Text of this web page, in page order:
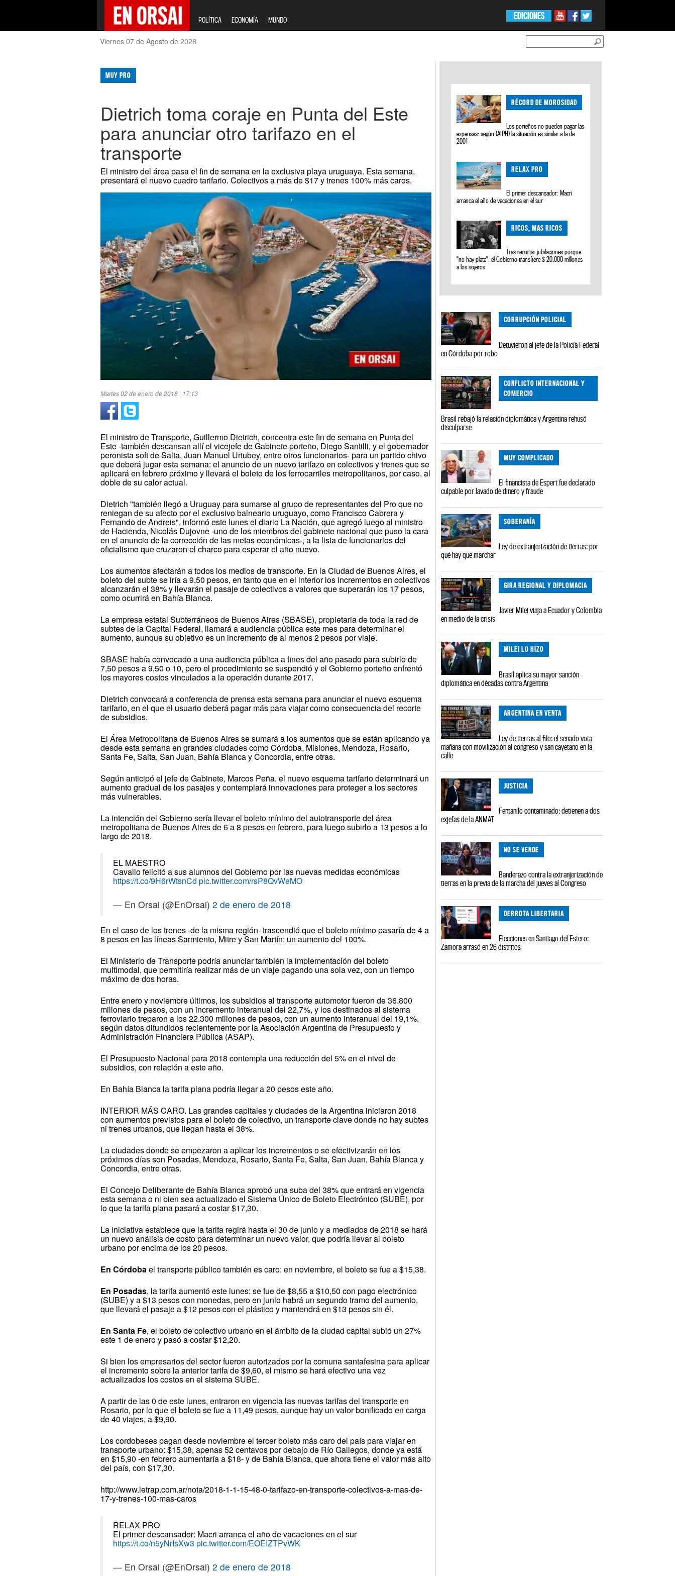
POLÍTICA ECONOMÍA MUNDO EDICIONES
Viernes 07 de Agosto de 2026
MUY PRO
Dietrich toma coraje en Punta del Este
para anunciar otro tarifazo en el
transporte
El ministro del área pasa el fin de semana en la exclusiva playa uruguaya. Esta semana,
presentará el nuevo cuadro tarifario. Colectivos a más de $17 y trenes 100% más caros.
Martes 02 de enero de 2018 | 17:13
El ministro de Transporte, Guillermo Dietrich, concentra este fin de semana en Punta del
Este -también descansan allí el vicejefe de Gabinete porteño, Diego Santilli, y el gobernador
peronista soft de Salta, Juan Manuel Urtubey, entre otros funcionarios- para un partido chivo
que deberá jugar esta semana: el anuncio de un nuevo tarifazo en colectivos y trenes que se
aplicará en febrero próximo y llevará el boleto de los ferrocarriles metropolitanos, por caso, al
doble de su calor actual.
Dietrich "también llegó a Uruguay para sumarse al grupo de representantes del Pro que no
reniegan de su afecto por el exclusivo balneario uruguayo, como Francisco Cabrera y
Fernando de Andreis", informó este lunes el diario La Nación, que agregó luego al ministro
de Hacienda, Nicolás Dujovne -uno de los miembros del gabinete nacional que puso la cara
en el anuncio de la corrección de las metas económicas-, a la lista de funcionarios del
oficialismo que cruzaron el charco para esperar el año nuevo.
Los aumentos afectarán a todos los medios de transporte. En la Ciudad de Buenos Aires, el
boleto del subte se iría a 9,50 pesos, en tanto que en el interior los incrementos en colectivos
alcanzarán el 38% y llevarán el pasaje de colectivos a valores que superarán los 17 pesos,
como ocurrirá en Bahía Blanca.
La empresa estatal Subterráneos de Buenos Aires (SBASE), propietaria de toda la red de
subtes de la Capital Federal, llamará a audiencia pública este mes para determinar el
aumento, aunque su objetivo es un incremento de al menos 2 pesos por viaje.
SBASE había convocado a una audiencia pública a fines del año pasado para subirlo de
7,50 pesos a 9,50 o 10, pero el procedimiento se suspendió y el Gobierno porteño enfrentó
los mayores costos vinculados a la operación durante 2017.
Dietrich convocará a conferencia de prensa esta semana para anunciar el nuevo esquema
tarifario, en el que el usuario deberá pagar más para viajar como consecuencia del recorte
de subsidios.
El Área Metropolitana de Buenos Aires se sumará a los aumentos que se están aplicando ya
desde esta semana en grandes ciudades como Córdoba, Misiones, Mendoza, Rosario,
Santa Fe, Salta, San Juan, Bahía Blanca y Concordia, entre otras.
Según anticipó el jefe de Gabinete, Marcos Peña, el nuevo esquema tarifario determinará un
aumento gradual de los pasajes y contemplará innovaciones para proteger a los sectores
más vulnerables.
La intención del Gobierno sería llevar el boleto mínimo del autotransporte del área
metropolitana de Buenos Aires de 6 a 8 pesos en febrero, para luego subirlo a 13 pesos a lo
largo de 2018.
EL MAESTRO
Cavallo felicitó a sus alumnos del Gobierno por las nuevas medidas económicas
https://t.co/9H6rWtsnCd pic.twitter.com/rsP8QvWeMO
— En Orsai (@EnOrsai)2 de enero de 2018
En el caso de los trenes -de la misma región- trascendió que el boleto mínimo pasaría de 4 a
8 pesos en las líneas Sarmiento, Mitre y San Martín: un aumento del 100%.
El Ministerio de Transporte podría anunciar también la implementación del boleto
multimodal, que permitiría realizar más de un viaje pagando una sola vez, con un tiempo
máximo de dos horas.
Entre enero y noviembre últimos, los subsidios al transporte automotor fueron de 36.800
millones de pesos, con un incremento interanual del 22,7%, y los destinados al sistema
ferroviario treparon a los 22.300 millones de pesos, con un aumento interanual del 19,1%,
según datos difundidos recientemente por la Asociación Argentina de Presupuesto y
Administración Financiera Pública (ASAP).
El Presupuesto Nacional para 2018 contempla una reducción del 5% en el nivel de
subsidios, con relación a este año.
En Bahía Blanca la tarifa plana podría llegar a 20 pesos este año.
INTERIOR MÁS CARO. Las grandes capitales y ciudades de la Argentina iniciaron 2018
con aumentos previstos para el boleto de colectivo, un transporte clave donde no hay subtes
ni trenes urbanos, que llegan hasta el 38%.
La ciudades donde se empezaron a aplicar los incrementos o se efectivizarán en los
próximos días son Posadas, Mendoza, Rosario, Santa Fe, Salta, San Juan, Bahía Blanca y
Concordia, entre otras.
El Concejo Deliberante de Bahía Blanca aprobó una suba del 38% que entrará en vigencia
esta semana o ni bien sea actualizado el Sistema Único de Boleto Electrónico (SUBE), por
lo que la tarifa plana pasará a costar $17,30.
La iniciativa establece que la tarifa regirá hasta el 30 de junio y a mediados de 2018 se hará
un nuevo análisis de costo para determinar un nuevo valor, que podría llevar al boleto
urbano por encima de los 20 pesos.
En Córdobael transporte público también es caro: en noviembre, el boleto se fue a $15,38.
En Posadas, la tarifa aumentó este lunes: se fue de $8,55 a $10,50 con pago electrónico
(SUBE) y a $13 pesos con monedas, pero en junio habrá un segundo tramo del aumento,
que llevará el pasaje a $12 pesos con el plástico y mantendrá en $13 pesos sin él.
En Santa Fe, el boleto de colectivo urbano en el ámbito de la ciudad capital subió un 27%
este 1 de enero y pasó a costar $12,20.
Si bien los empresarios del sector fueron autorizados por la comuna santafesina para aplicar
el incremento sobre la anterior tarifa de $9,60, el mismo se hará efectivo una vez
actualizados los costos en el sistema SUBE.
A partir de las 0 de este lunes, entraron en vigencia las nuevas tarifas del transporte en
Rosario, por lo que el boleto se fue a 11,49 pesos, aunque hay un valor bonificado en carga
de 40 viajes, a $9,90.
Los cordobeses pagan desde noviembre el tercer boleto más caro del país para viajar en
transporte urbano: $15,38, apenas 52 centavos por debajo de Río Gallegos, donde ya está
en $15,90 -en febrero aumentaría a $18- y de Bahía Blanca, que ahora tiene el valor más alto
del país, con $17,30.
http://www.letrap.com.ar/nota/2018-1-1-15-48-0-tarifazo-en-transporte-colectivos-a-mas-de-
17-y-trenes-100-mas-caros
RELAX PRO
El primer descansador: Macri arranca el año de vacaciones en el sur
https://t.co/n5yNrIsXw3 pic.twitter.com/EOEIZTPvWK
— En Orsai (@EnOrsai)2 de enero de 2018
RÉCORD DE MOROSIDAD
Los porteños no pueden pagar las
expensas: según (AIPH) la situación es similar a la de
2001
RELAX PRO
El primer descansador: Macri
arranca el año de vacaciones en el sur
RICOS, MAS RICOS
Tras recortar jubilaciones porque
"no hay plata", el Gobierno transfiere $ 20.000 millones
a los sojeros
CORRUPCIÓN POLICIAL
Detuvieron al jefe de la Policía Federal
en Córdoba por robo
CONFLICTO INTERNACIONAL Y
COMERCIO
Brasil rebajó la relación diplomática y Argentina rehusó
disculparse
MUY COMPLICADO
El financista de Espert fue declarado
culpable por lavado de dinero y fraude
SOBERANÍA
Ley de extranjerización de tierras: por
qué hay que marchar
GIRA REGIONAL Y DIPLOMACIA
Javier Milei viaja a Ecuador y Colombia
en medio de la crisis
MILEI LO HIZO
Brasil aplica su mayor sanción
diplomática en décadas contra Argentina
ARGENTINA EN VENTA
Ley de tierras al filo: el senado vota
mañana con movilización al congreso y san cayetano en la
calle
JUSTICIA
Fentanilo contaminado: detienen a dos
exjefas de la ANMAT
NO SE VENDE
Banderazo contra la extranjerización de
tierras en la previa de la marcha del jueves al Congreso
DERROTA LIBERTARIA
Elecciones en Santiago del Estero:
Zamora arrasó en 26 distritos